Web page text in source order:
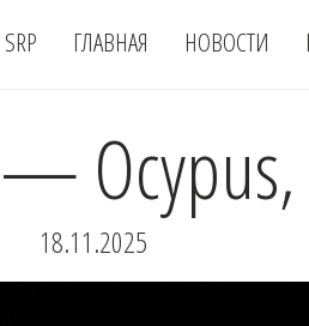
SRP ГЛАВНАЯ НОВОСТИ
Ocypus,
18.11.2025